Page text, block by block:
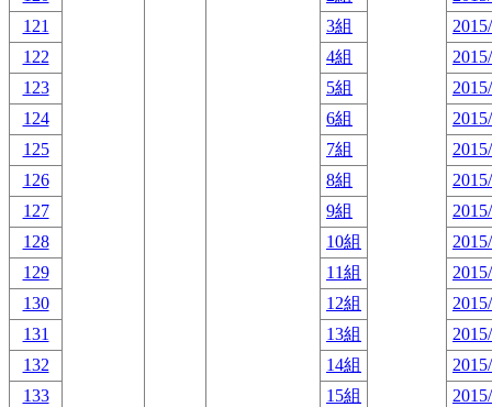
121
3組
122
4組
123
5組
124
6組
125
7組
126
8組
127
9組
128
10組
129
11組
130
12組
131
13組
132
14組
133
15組